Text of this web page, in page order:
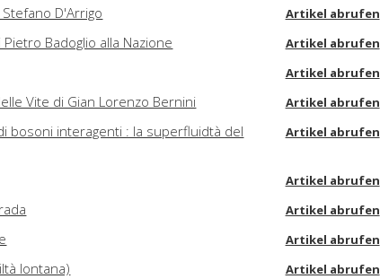
D'Arrigo Artikel abrufen
Badoglio alla Nazione Artikel abrufen
Artikel abrufen
Vite di Gian Lorenzo Bernini Artikel abrufen
bosoni interagenti : la superfluidtà del
Artikel abrufen
Artikel abrufen
Artikel abrufen
Artikel abrufen
lontana) Artikel abrufen